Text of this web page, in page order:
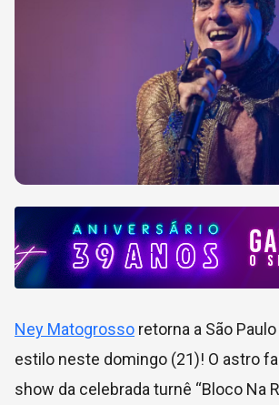
Ney Matogrosso retorna a São
estilo neste domingo (21)! O astro
show da celebrada turnê “Bloco Na